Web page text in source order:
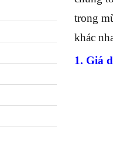
trong
khác
1. Giá